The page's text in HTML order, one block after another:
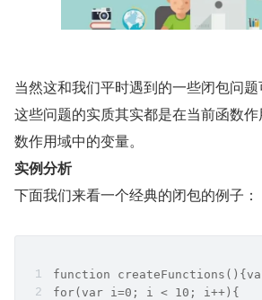
当然这和我们平时遇到的一些闭包问
这些问题的实质其实都是在当前函数
数作用域中的变量。
实例分析
下面我们来看一个经典的闭包的例子：
function
for(var i=0; i < 10; i++){